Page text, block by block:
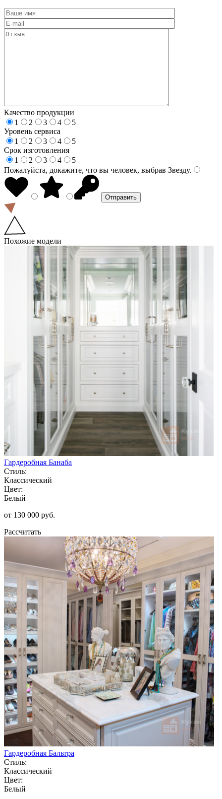
Качество продукции
1
2 3 4
5
Уровень сервиса
1
2 3 4
5
Срок изготовления
1
2 3 4
5
Пожалуйста, докажите, что вы человек, выбрав Звезду.
Похожие модели
Гардеробная Банаба
Стиль:
Классический
Цвет:
Белый
от 130 000 руб.
Рассчитать
Гардеробная Бальтра
Стиль:
Классический
Цвет:
Белый